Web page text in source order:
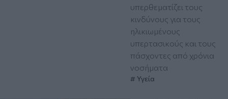
υπερθεματίζει τους
κινδύνους για τους
ηλικιωμένους
υπερτασικούς και τους
πάσχοντες από χρόνια
νοσήματα
Υγεία